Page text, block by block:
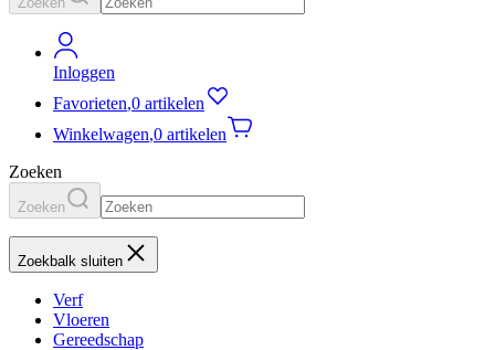
Inloggen
Favorieten,0 artikelen
Winkelwagen,0 artikelen
Zoeken
Zoeken
Zoekbalk sluiten
Verf
Vloeren
Gereedschap